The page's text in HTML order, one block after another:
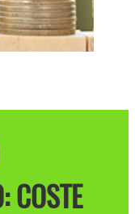
COSTE